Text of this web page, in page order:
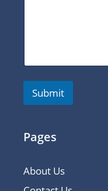
Submit
Pages
About Us